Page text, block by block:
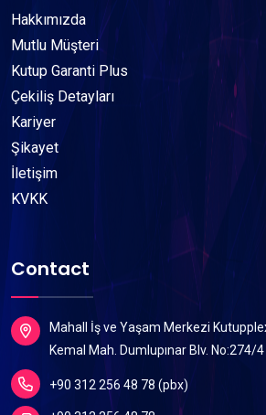
Hakkımızda
Mutlu Müşteri
Kutup Garanti Plus
Çekiliş Detayları
Kariyer
Şikayet
İletişim
KVKK
Contact
Mahall İş ve Yaşam Merkezi
Kemal Mah. Dumlupınar Blv. No:274/
+90 312 256 48 78 (pbx)